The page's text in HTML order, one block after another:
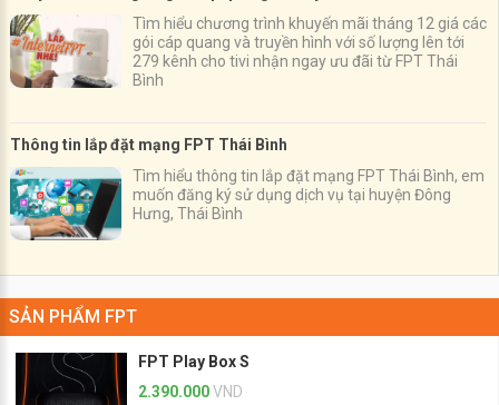
Tìm hiểu chương trình khuyến mãi tháng 12 giá các
gói cáp quang và truyền hình với số lượng lên tới
279 kênh cho tivi nhận ngay ưu đãi từ FPT Thái
Bình
Thông tin lắp đặt mạng FPT Thái Bình
Tìm hiểu thông tin lắp đặt mạng FPT Thái Bình, em
muốn đăng ký sử dụng dịch vụ tại huyện Đông
Hưng, Thái Bình
SẢN PHẨM FPT
FPT Play Box S
2.390.000VND